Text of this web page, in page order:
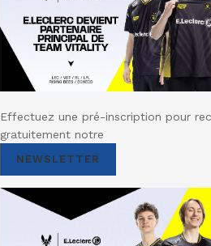
Effectuez une pré-inscription pour
gratuitement notre
NEWSLETTER